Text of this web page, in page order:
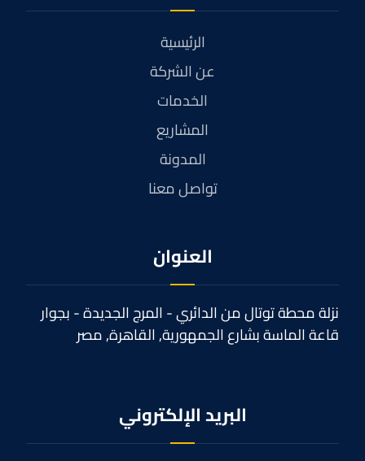
الرئيسية
عن الشركة
الخدمات
المشاريع
المدونة
تواصل معنا
العنوان
نزلة محطة توتال من الدائري - المرج الجديدة - بجوار
قاعة الماسة بشارع الجمهورية, القاهرة, مصر
البريد الإلكتروني